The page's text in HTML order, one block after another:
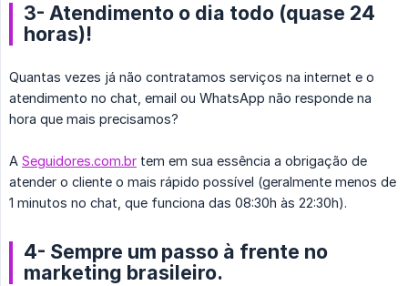
3- Atendimento o dia todo (quase 24
horas)!
Quantas vezes já não contratamos serviços na internet e o
atendimento no chat, email ou WhatsApp não responde na
hora que mais precisamos?
A Seguidores.com.br tem em sua essência a obrigação de
atender o cliente o mais rápido possível (geralmente menos de
1 minutos no chat, que funciona das 08:30h às 22:30h).
4- Sempre um passo à frente no
marketing brasileiro.